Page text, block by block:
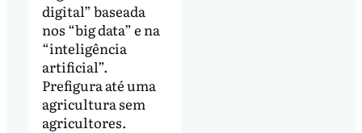
digital” baseada
nos “big data” e na
“inteligência
artificial”.
Prefigura até uma
agricultura sem
agricultores.